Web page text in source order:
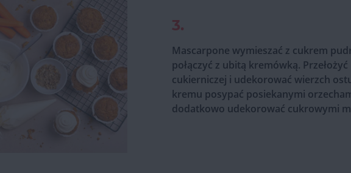
3.
Mascarpone wymieszać z cukrem
połączyć z ubitą kremówką.
cukierniczej i udekorować wierzch
kremu posypać posiekanymi
dodatkowo udekorować cukrowymi